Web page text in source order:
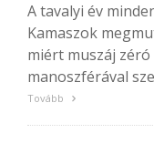
A tavalyi év
Kamaszok
miért muszáj
manoszférával
Tovább